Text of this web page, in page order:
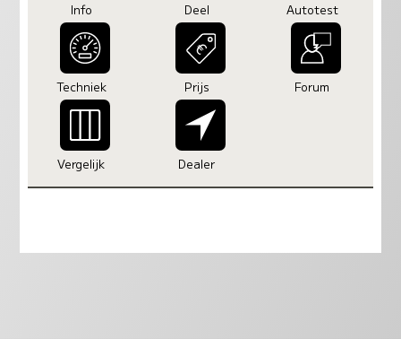
Info Deel Autotest
Techniek Prijs Forum
Vergelijk Dealer